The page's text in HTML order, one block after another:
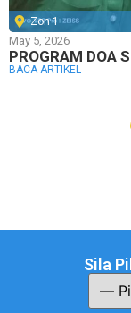
Zon 1
May 5, 2026
PROGRAM DOA
BACA ARTIKEL
Sila